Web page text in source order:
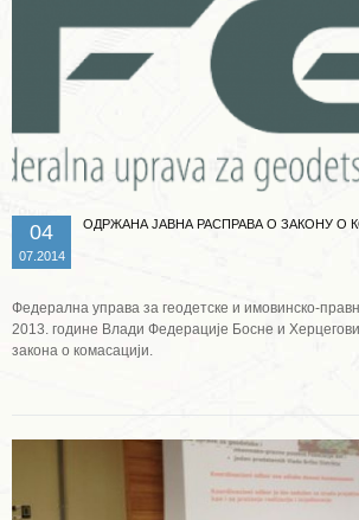
04
07.2014
ОДРЖАНА ЈАВНА РАСПРАВА О ЗАКОНУ О
Федерална управа за геодетске и имовинско-
2013. године Влади Федерације Босне и
закона о комасацији.